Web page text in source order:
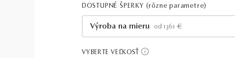
DOSTUPNÉ ŠPERKY (rôzne parametre)
Výroba na mieru od 1361 €
VYBERTE VEĽKOSŤ